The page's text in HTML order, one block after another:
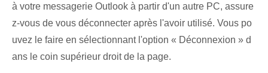
à votre messagerie Outlook à partir d'un autre PC, assure
z-vous de vous déconnecter après l'avoir utilisé. Vous po
uvez le faire en sélectionnant l'option « Déconnexion » d
ans le coin supérieur droit de la page.